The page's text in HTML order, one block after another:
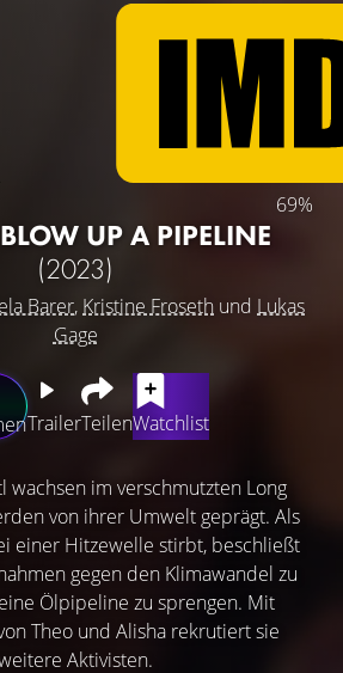
69%
UP A PIPELINE
(2023)
Barer, Kristine Froseth und Lukas
Gage
TrailerTeilenWatchlist
wachsen im verschmutzten Long
von ihrer Umwelt geprägt. Als
einer Hitzewelle stirbt, beschließt
gegen den Klimawandel zu
Ölpipeline zu sprengen. Mit
Theo und Alisha rekrutiert sie
Aktivisten.